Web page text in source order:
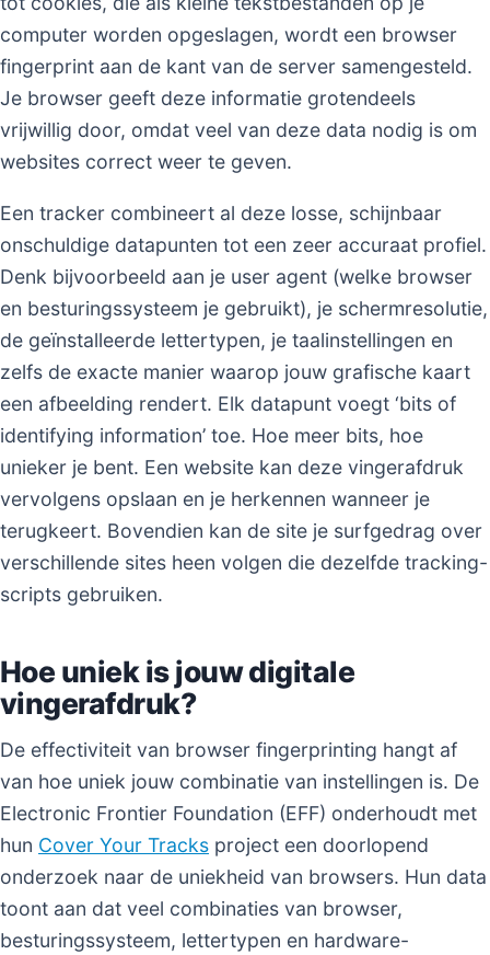
computer worden opgeslagen, wordt een browser
fingerprint aan de kant van de server samengesteld.
Je browser geeft deze informatie grotendeels
vrijwillig door, omdat veel van deze data nodig is om
websites correct weer te geven.
Een tracker combineert al deze losse, schijnbaar
onschuldige datapunten tot een zeer accuraat profiel.
Denk bijvoorbeeld aan je user agent (welke browser
en besturingssysteem je gebruikt), je schermresolutie,
de geïnstalleerde lettertypen, je taalinstellingen en
zelfs de exacte manier waarop jouw grafische kaart
een afbeelding rendert. Elk datapunt voegt ‘bits of
identifying information’ toe. Hoe meer bits, hoe
unieker je bent. Een website kan deze vingerafdruk
vervolgens opslaan en je herkennen wanneer je
terugkeert. Bovendien kan de site je surfgedrag over
verschillende sites heen volgen die dezelfde tracking-
scripts gebruiken.
Hoe uniek is jouw digitale
vingerafdruk?
De effectiviteit van browser fingerprinting hangt af
van hoe uniek jouw combinatie van instellingen is. De
Electronic Frontier Foundation (EFF) onderhoudt met
hun Cover Your Tracks project een doorlopend
onderzoek naar de uniekheid van browsers. Hun data
toont aan dat veel combinaties van browser,
besturingssysteem, lettertypen en hardware-